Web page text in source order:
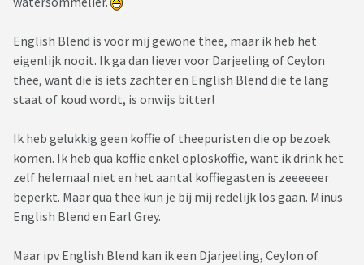
English Blend is voor mij gewone thee, maar ik heb het
eigenlijk nooit. Ik ga dan liever voor Darjeeling of Ceylon
thee, want die is iets zachter en English Blend die te lang
staat of koud wordt, is onwijs bitter!
Ik heb gelukkig geen koffie of theepuristen die op bezoek
komen. Ik heb qua koffie enkel oploskoffie, want ik drink het
zelf helemaal niet en het aantal koffiegasten is zeeeeeer
beperkt. Maar qua thee kun je bij mij redelijk los gaan. Minus
English Blend en Earl Grey.
Maar ipv English Blend kan ik een Djarjeeling, Ceylon of